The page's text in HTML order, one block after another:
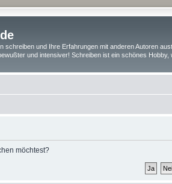
schreiben und Ihre Erfahrungen mit anderen Autoren
und intensiver! Schreiben ist ein schönes Hobby,
möchtest?